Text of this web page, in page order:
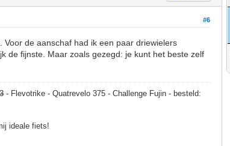
#6
de aanschaf had ik een paar driewielers
de fijnste. Maar zoals gezegd: je kunt het beste zelf
- Flevotrike - Quatrevelo 375 - Challenge Fujin - besteld:
ideale fiets!